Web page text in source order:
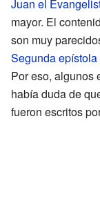
Juan el
mayor. El
son muy
Segunda epístola
Por eso, algunos
había duda de
fueron escritos